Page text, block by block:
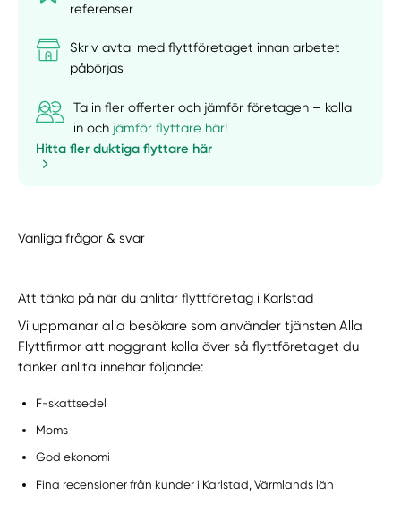
referenser
Skriv avtal med flyttföretaget innan arbetet
påbörjas
Ta in fler offerter och jämför företagen – kolla
in och jämför flyttare här!
Hitta fler duktiga flyttare här
Vanliga frågor & svar
Att tänka på när du anlitar flyttföretag i Karlstad
Vi uppmanar alla besökare som använder tjänsten Alla
Flyttfirmor att noggrant kolla över så flyttföretaget du
tänker anlita innehar följande:
F-skattsedel
Moms
God ekonomi
Fina recensioner från kunder i Karlstad, Värmlands län